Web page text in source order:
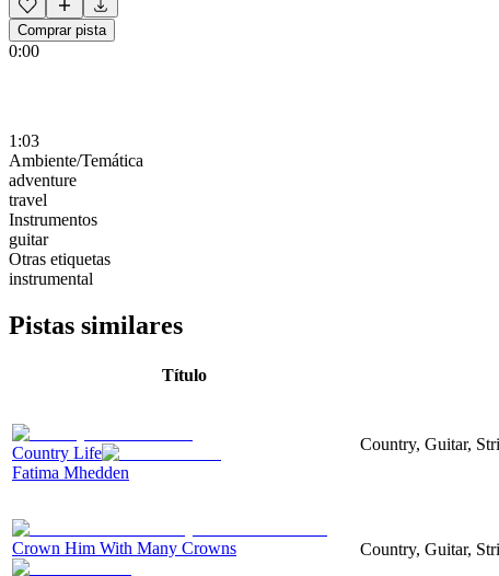
Comprar pista
0:00
1:03
Ambiente/Temática
adventure
travel
Instrumentos
guitar
Otras etiquetas
instrumental
Pistas similares
Título
Country Life
Fatima Mhedden
Country, Guitar,
Crown Him With Many Crowns Country, Guitar,